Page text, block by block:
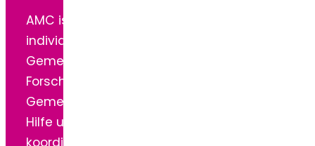
AMC ist selten und für jede*n Betroffene*n
individuell.
Gemeinsam unterstützen wir uns, die
Forschung und präsentieren uns als starke
Gemeinschaft. Wir bieten uns gegenseitig
Hilfe und ermöglichen durch ein
koordiniertes Auftreten gegenüber